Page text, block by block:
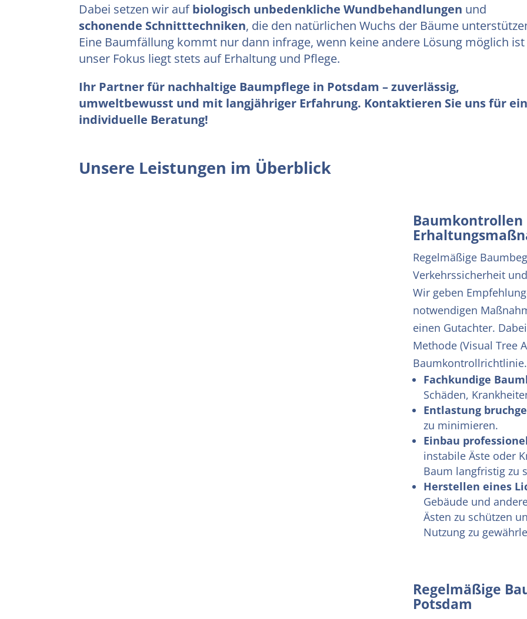
Dabei setzen wir aufbiologisch unbedenkliche Wundbehandlungen und
schonende Schnitttechniken, die den natürlichen Wuchs der Bäume
Eine Baumfällung kommt nur dann infrage, wenn keine andere Lösung möglich ist
unser Fokus liegt stets auf Erhaltung und Pflege.
Ihr Partner für nachhaltige Baumpflege in Potsdam – zuverlässig,
umweltbewusst und mit langjähriger Erfahrung. Kontaktieren Sie uns für
individuelle Beratung!
Unsere Leistungen im Überblick
Baumkontrollen
Regelmäßige
Verkehrssicherheit
Wir geben
notwendigen
einen Gutachter.
Methode (Visual Tree
Baumkontrollrichtlinie.
Fachkundige
Schäden,
Entlastung
zu minimieren.
Einbau
instabile Äste oder
Baum langfristig zu
Herstellen eines
Gebäude und
Ästen zu schützen
Nutzung zu
Regelmäßige
Potsdam